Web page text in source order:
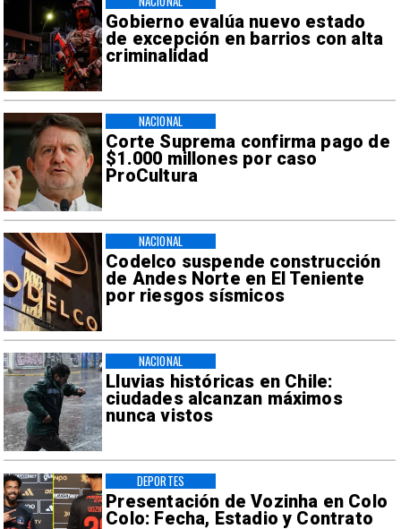
Gobierno evalúa nuevo estado
de excepción en barrios con alta
criminalidad
Corte Suprema confirma pago de
$1.000 millones por caso
ProCultura
NACIONAL
Codelco suspende construcción
de Andes Norte en El Teniente
por riesgos sísmicos
NACIONAL
Lluvias históricas en Chile:
ciudades alcanzan máximos
nunca vistos
NACIONAL
Presentación de Vozinha en Colo
Colo: Fecha, Estadio y Contrato
DEPORTES